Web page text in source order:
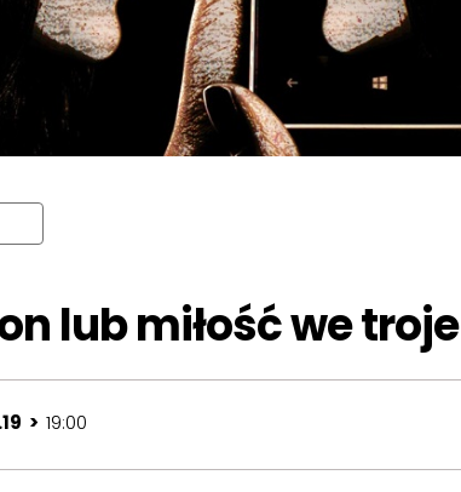
lub miłość we troje
> 19:00